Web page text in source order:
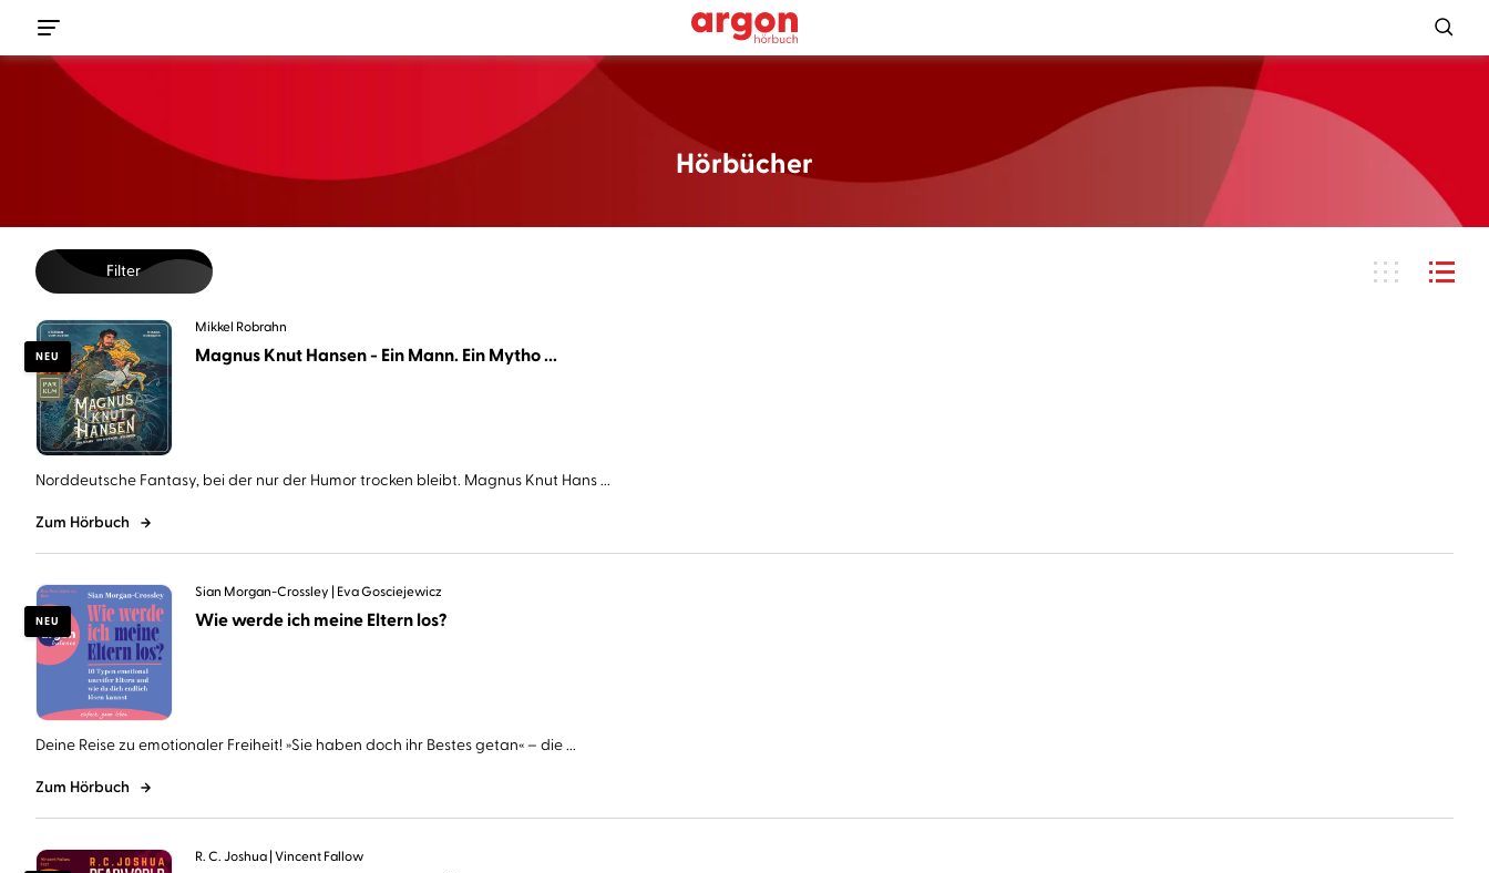
Hörbücher
Filter
NEU
Mikkel Robrahn
Magnus Knut Hansen - Ein Mann. Ein Mytho ...
Norddeutsche Fantasy, bei der nur der Humor trocken bleibt. Magnus Knut Hans ...
Zum Hörbuch
NEU
Sian Morgan-Crossley Eva Gosciejewicz
Wie werde ich meine Eltern los?
Deine Reise zu emotionaler Freiheit! »Sie haben doch ihr Bestes getan« – die ...
Zum Hörbuch
R. C. Joshua Vincent Fallow